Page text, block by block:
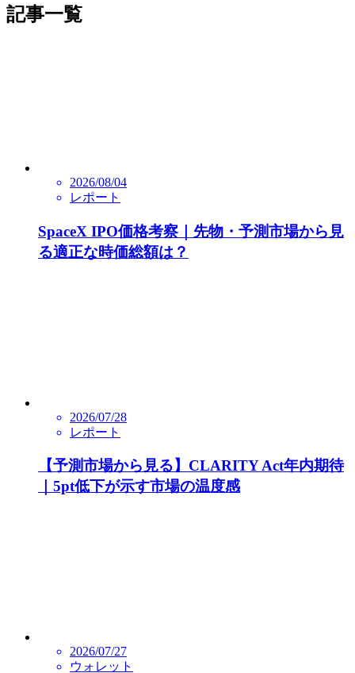
記事一覧
2026/08/04
レポート
SpaceX IPO価格考察｜先物・予測市場から見
る適正な時価総額は？
2026/07/28
レポート
【予測市場から見る】CLARITY Act年内期待
｜5pt低下が示す市場の温度感
2026/07/27
ウォレット